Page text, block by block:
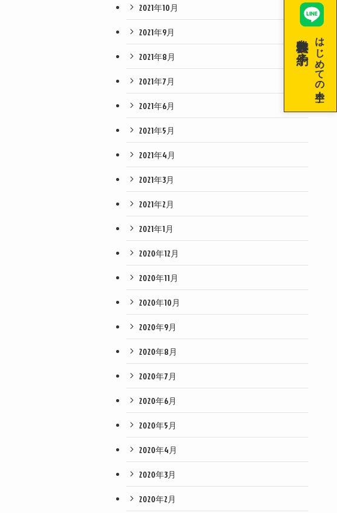
2021年10月
2021年9月
2021年8月
2021年7月
2021年6月
2021年5月
2021年4月
2021年3月
2021年2月
2021年1月
2020年12月
2020年11月
2020年10月
2020年9月
2020年8月
2020年7月
2020年6月
2020年5月
2020年4月
2020年3月
2020年2月
はじめての空手！
無料体験を予約！